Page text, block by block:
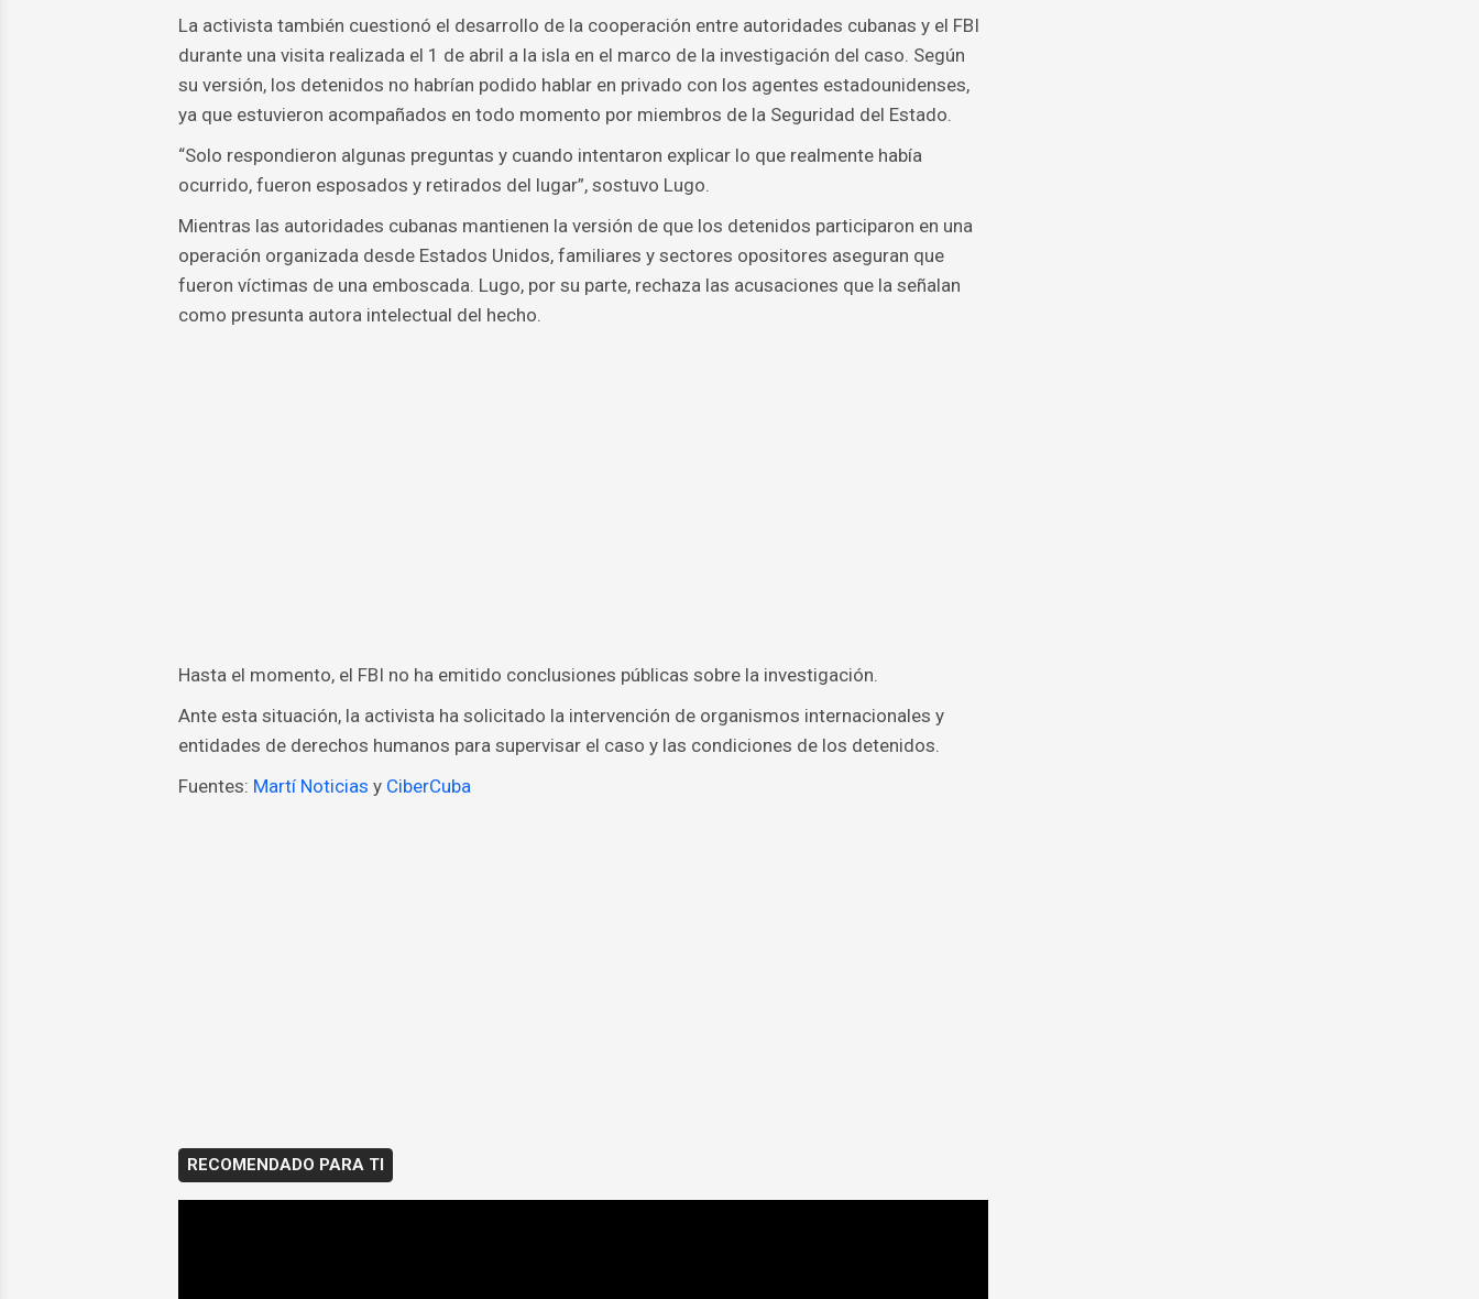
La activista también cuestionó el desarrollo de la cooperación entre autoridades cubanas y el FBI
durante una visita realizada el 1 de abril a la isla en el marco de la investigación del caso. Según
su versión, los detenidos no habrían podido hablar en privado con los agentes estadounidenses,
ya que estuvieron acompañados en todo momento por miembros de la Seguridad del Estado.
“Solo respondieron algunas preguntas y cuando intentaron explicar lo que realmente había
ocurrido, fueron esposados y retirados del lugar”, sostuvo Lugo.
Mientras las autoridades cubanas mantienen la versión de que los detenidos participaron en una
operación organizada desde Estados Unidos, familiares y sectores opositores aseguran que
fueron víctimas de una emboscada. Lugo, por su parte, rechaza las acusaciones que la señalan
como presunta autora intelectual del hecho.
Hasta el momento, el FBI no ha emitido conclusiones públicas sobre la investigación.
Ante esta situación, la activista ha solicitado la intervención de organismos internacionales y
entidades de derechos humanos para supervisar el caso y las condiciones de los detenidos.
Fuentes: Martí Noticias y CiberCuba
RECOMENDADO PARA TI